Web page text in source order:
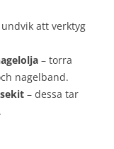
undvik att verktyg
– torra
nagelband.
– dessa tar